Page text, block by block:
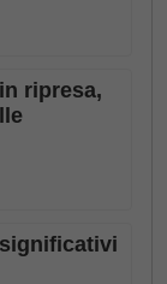
ripresa,